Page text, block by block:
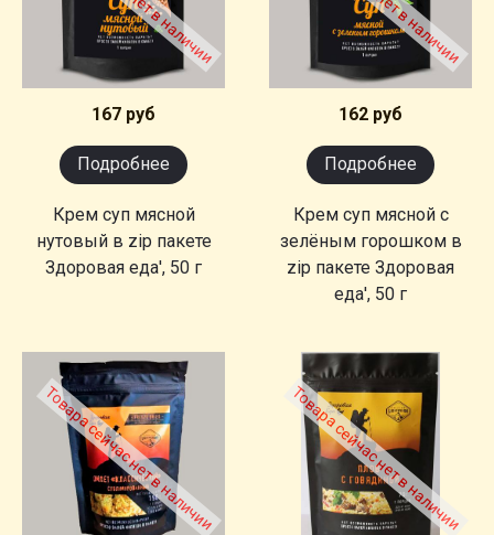
167 руб
Подробнее
Крем суп мясной
нутовый в zip пакете
Здоровая еда', 50 г
162 руб
Подробнее
Крем суп мясной с
зелёным горошком в
zip пакете Здоровая
еда', 50 г
Товара сейчас нет в наличии Товара сейчас нет в наличии